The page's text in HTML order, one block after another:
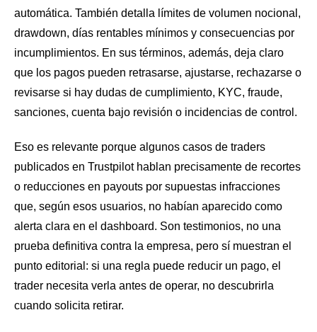
automática. También detalla límites de volumen nocional,
drawdown, días rentables mínimos y consecuencias por
incumplimientos. En sus términos, además, deja claro
que los pagos pueden retrasarse, ajustarse, rechazarse o
revisarse si hay dudas de cumplimiento, KYC, fraude,
sanciones, cuenta bajo revisión o incidencias de control.
Eso es relevante porque algunos casos de traders
publicados en Trustpilot hablan precisamente de recortes
o reducciones en payouts por supuestas infracciones
que, según esos usuarios, no habían aparecido como
alerta clara en el dashboard. Son testimonios, no una
prueba definitiva contra la empresa, pero sí muestran el
punto editorial: si una regla puede reducir un pago, el
trader necesita verla antes de operar, no descubrirla
cuando solicita retirar.